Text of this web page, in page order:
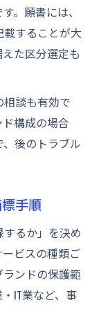
。願書には、
することが大
た区分選定も
談も有効で
構成の場合
後のトラブル
手順
るか」を決め
ビスの種類ご
ンドの保護範
IT業など、事